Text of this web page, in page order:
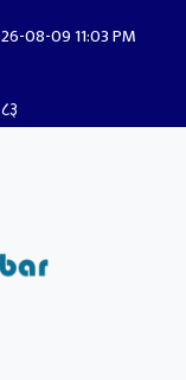
08-09 11:03 PM